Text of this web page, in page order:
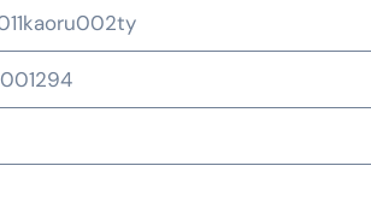
の？①【30秒でわかる効果まとめ】#
か、自己破産かひろゆきさんならどち